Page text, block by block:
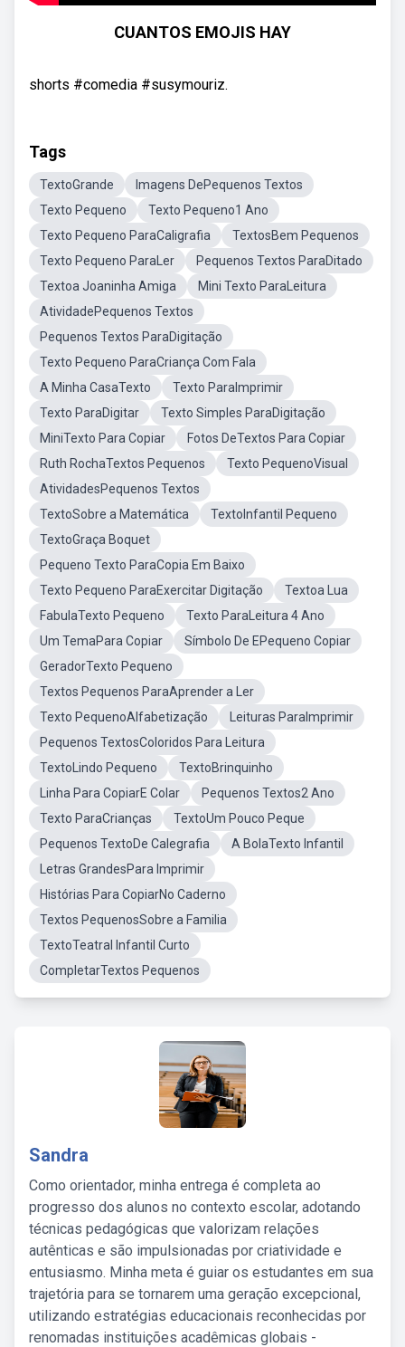
CUANTOS EMOJIS HAY
shorts #comedia #susymouriz.
Tags
TextoGrande
Imagens DePequenos Textos
Texto Pequeno
Texto Pequeno1 Ano
Texto Pequeno ParaCaligrafia
TextosBem Pequenos
Texto Pequeno ParaLer
Pequenos Textos ParaDitado
Textoa Joaninha Amiga
Mini Texto ParaLeitura
AtividadePequenos Textos
Pequenos Textos ParaDigitação
Texto Pequeno ParaCriança Com Fala
A Minha CasaTexto
Texto ParaImprimir
Texto ParaDigitar
Texto Simples ParaDigitação
MiniTexto Para Copiar
Fotos DeTextos Para Copiar
Ruth RochaTextos Pequenos
Texto PequenoVisual
AtividadesPequenos Textos
TextoSobre a Matemática
TextoInfantil Pequeno
TextoGraça Boquet
Pequeno Texto ParaCopia Em Baixo
Texto Pequeno ParaExercitar Digitação
Textoa Lua
FabulaTexto Pequeno
Texto ParaLeitura 4 Ano
Um TemaPara Copiar
Símbolo De EPequeno Copiar
GeradorTexto Pequeno
Textos Pequenos ParaAprender a Ler
Texto PequenoAlfabetização
Leituras ParaImprimir
Pequenos TextosColoridos Para Leitura
TextoLindo Pequeno
TextoBrinquinho
Linha Para CopiarE Colar
Pequenos Textos2 Ano
Texto ParaCrianças
TextoUm Pouco Peque
Pequenos TextoDe Calegrafia
A BolaTexto Infantil
Letras GrandesPara Imprimir
Histórias Para CopiarNo Caderno
Textos PequenosSobre a Familia
TextoTeatral Infantil Curto
CompletarTextos Pequenos
Sandra
Como orientador, minha entrega é completa ao
progresso dos alunos no contexto escolar, adotando
técnicas pedagógicas que valorizam relações
autênticas e são impulsionadas por criatividade e
entusiasmo. Minha meta é guiar os estudantes em sua
trajetória para se tornarem uma geração excepcional,
utilizando estratégias educacionais reconhecidas por
renomadas instituições acadêmicas globais -